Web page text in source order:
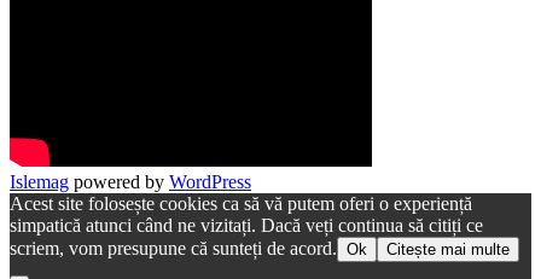
Islemag powered by WordPress
Acest site folosește cookies ca să vă putem oferi o experiență
simpatică atunci când ne vizitați. Dacă veți continua să citiți ce
scriem, vom presupune că sunteți de acord. Ok Citește mai multe